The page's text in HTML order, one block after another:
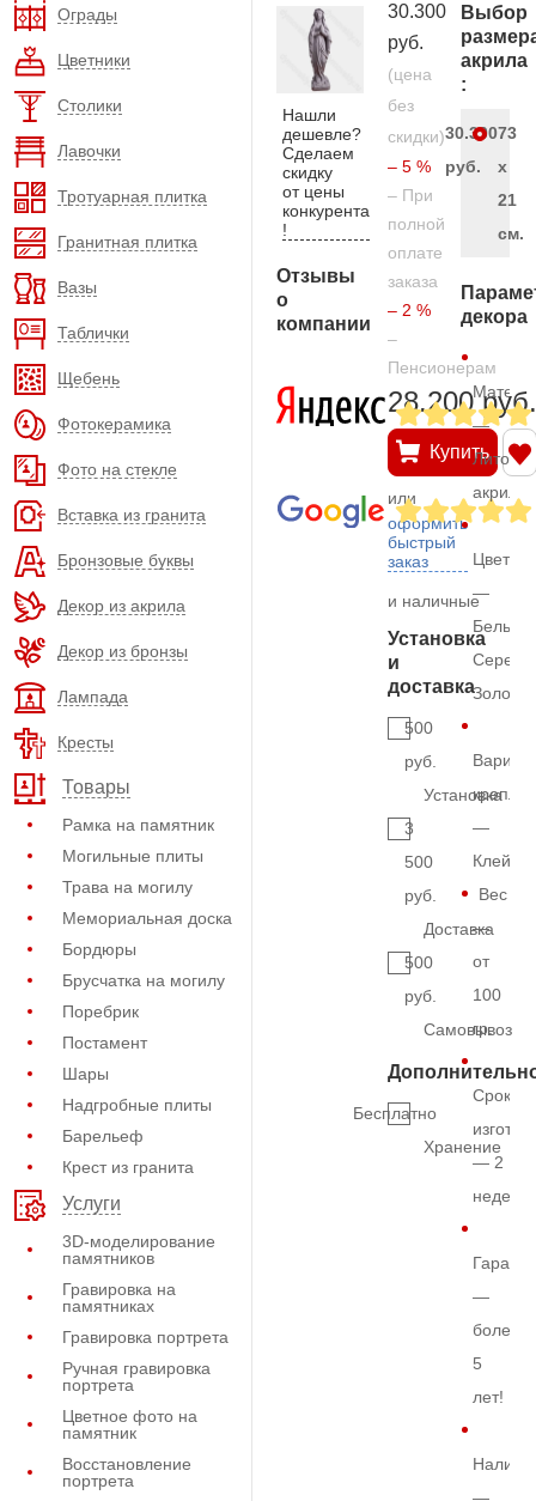
Ограды
Цветники
Столики
Лавочки
Тротуарная плитка
Гранитная плитка
Вазы
Таблички
Щебень
Фотокерамика
Фото на стекле
Вставка из гранита
Бронзовые буквы
Декор из акрила
Декор из бронзы
Лампада
Кресты
Товары
Рамка на памятник
Могильные плиты
Трава на могилу
Мемориальная доска
Бордюры
Брусчатка на могилу
Поребрик
Постамент
Шары
Надгробные плиты
Барельеф
Крест из гранита
Услуги
3D-моделирование
памятников
Гравировка на
памятниках
Гравировка портрета
Ручная гравировка
портрета
Цветное фото на
памятник
Восстановление
портрета
Нашли
дешевле?
Сделаем
скидку
от цены
конкурента
!
Отзывы
о
компании
30.300
руб.
(цена
без
скидки)
– 5 %
– При
полной
оплате
заказа
– 2 %
–
Пенсионерам
28.200 руб.
Купить
или
оформить
быстрый
заказ
и наличные
Установка
и
доставка
500
руб.
Установка
3
500
руб.
Доставка
500
руб.
Самовывоз
Бесплатно
Хранение
Выбор
акрила
:
30.300
руб.
73
х
21
см.
декора
—
Литой
акрил
Цвет
—
Белый,
Золото
—
Клей
Вес
—
от
100
гр.
Срок
— 2
недели
—
более
5
лет!